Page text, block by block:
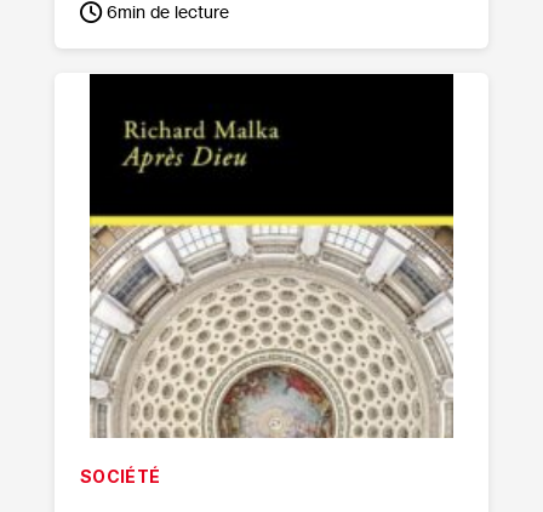
6min de lecture
SOCIÉTÉ